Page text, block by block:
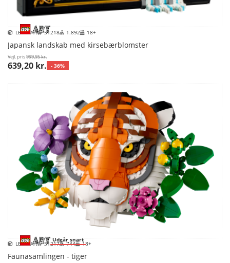
LEGO Art 31218 1.892 18+
Japansk landskab med kirsebærblomster
Vejl. pris999,95 kr.
639,20 kr. - 36%
Udgår snart
LEGO Art 31217 744 18+
Faunasamlingen - tiger